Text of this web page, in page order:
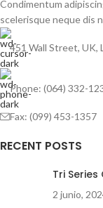
Condimentum
scelerisque neque dis
451 Wall Street, UK,
Phone: (064) 332-
Fax: (099) 453-1357
RECENT POSTS
Tri
2 junio,